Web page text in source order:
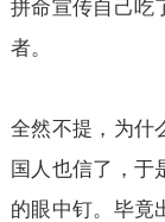
拼命宣传自己吃
者。
全然不提，为什
国人也信了，于
的眼中钉。毕竟